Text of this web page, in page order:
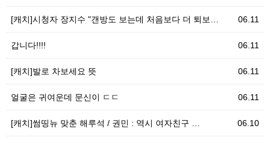
06.11
[캐치]시청자 장지수 "갠방도 보는데 처음보다 더 퇴보…
06.11
갑니다!!!!
06.11
[캐치]발로 차보세요 뜻
06.11
얼굴은 귀여운데 문신이 ㄷㄷ
06.10
[캐치]썸띵뉴 맞춘 해루석 / 권민 : 역시 여자친구 …